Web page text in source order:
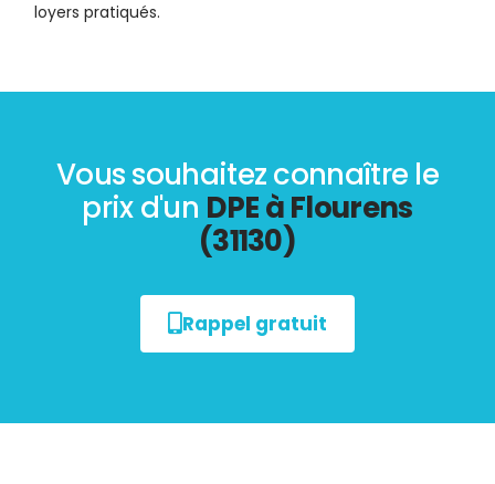
loyers pratiqués.
Vous souhaitez connaître le
prix d'un DPE à Flourens
(31130)
Rappel gratuit